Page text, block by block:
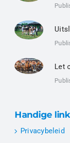
Let
Handige
Privacybeleid